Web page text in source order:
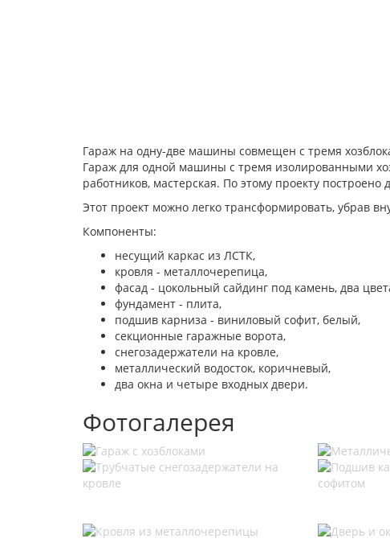
Гараж на одну-две машины совмещен с тремя
Гараж для одной машины с тремя изолированными
работников, мастерская. По этому проекту
Этот проект можно легко трансформировать, убрав
Компоненты:
несущий каркас из ЛСТК,
кровля - металлочерепица,
фасад - цокольный сайдинг под камень, два
фундамент - плита,
подшив карниза - виниловый софит, белый,
секционные гаражные ворота,
снегозадержатели на кровле,
металлический водосток, коричневый,
два окна и четыре входных двери.
Фотогалерея